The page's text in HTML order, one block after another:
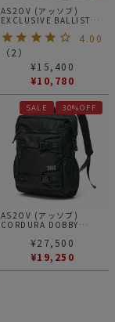
AS2OV (アッソブ)
EXCLUSIVE BALLISTIC
NYLON DRAWSTRING
BAG 巾着ショルダー4.00
（2 ）
¥15,400
¥10,780
SALE 30%OFF
AS2OV (アッソブ)
CORDURA DOBBY
BLACK / 2WAY バックパ
ック リュック ショルダ
ーバッグ
¥27,500
¥19,250